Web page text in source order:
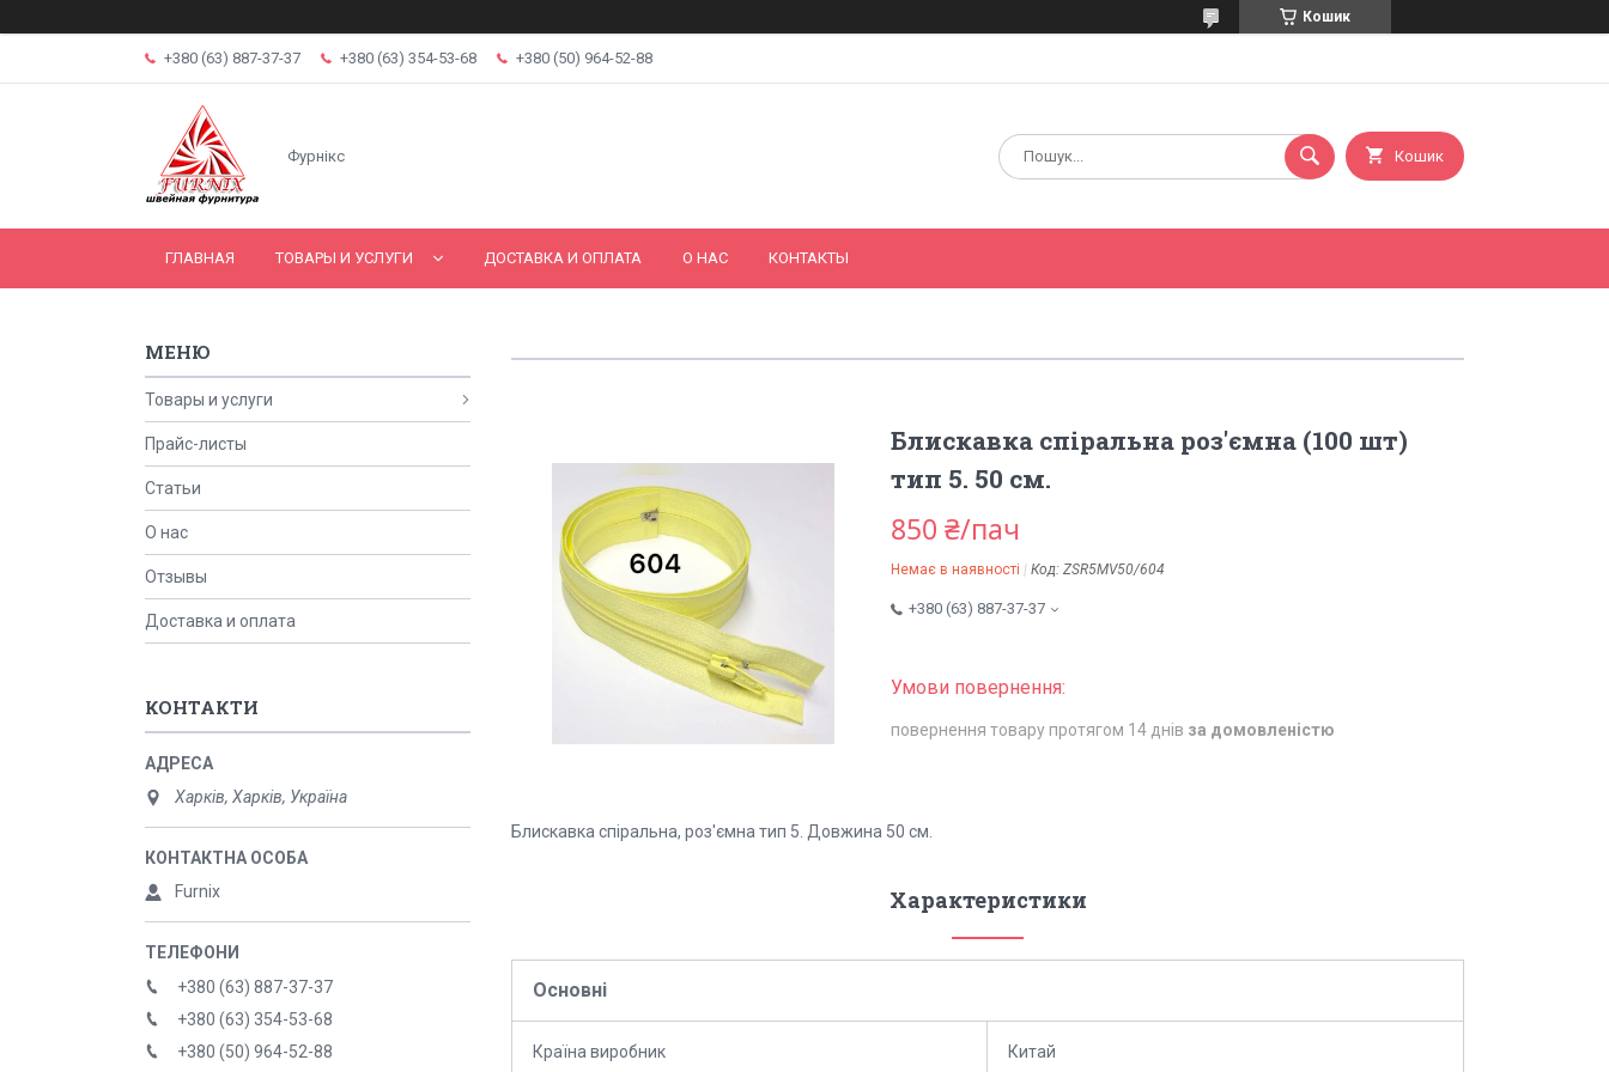
Кошик
+380 (63) 887-37-37 +380 (63) 354-53-68 +380 (50) 964-52-88
Фурнікс Кошик
ГЛАВНАЯ ТОВАРЫ И УСЛУГИ ДОСТАВКА И ОПЛАТА О НАС КОНТАКТЫ
Блискавка спіральна роз'ємна (100 шт)
тип 5. 50 см.
850 ₴/пач
Немає в наявності Код: ZSR5MV50/604
+380 (63) 887-37-37
повернення товару протягом 14 днів за домовленістю
Блискавка спіральна, роз'ємна тип 5. Довжина 50 см.
Характеристики
Основні
Країна виробник Китай
Товары и услуги
Прайс-листы
Статьи
О нас
Отзывы
Доставка и оплата
КОНТАКТИ
Харків, Харків, Україна
Furnix
+380 (63) 887-37-37
+380 (63) 354-53-68
+380 (50) 964-52-88